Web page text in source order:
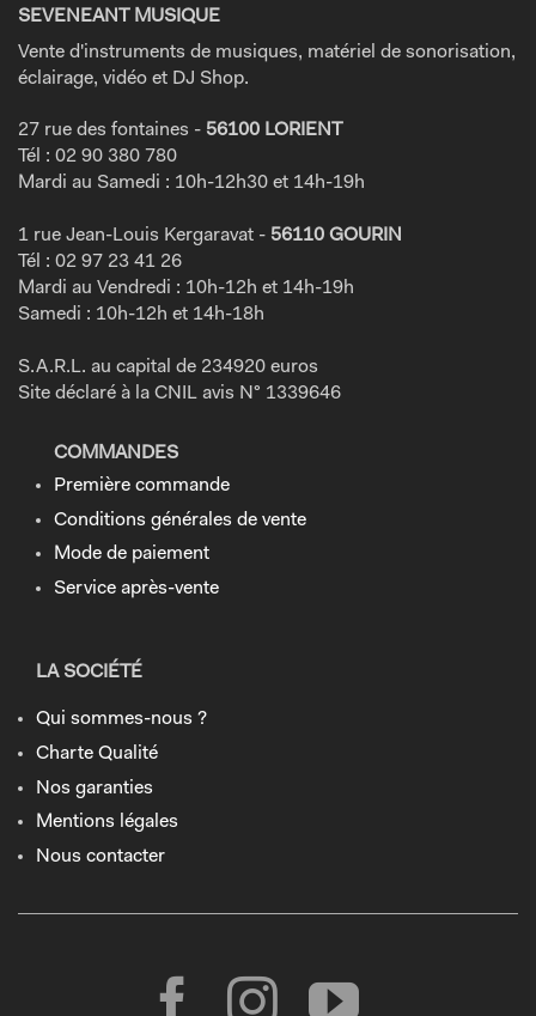
SEVENEANT MUSIQUE
Vente d'instruments de musiques, matériel de sonorisation,
éclairage, vidéo et DJ Shop.
27 rue des fontaines - 56100 LORIENT
Tél : 02 90 380 780
Mardi au Samedi : 10h-12h30 et 14h-19h
1 rue Jean-Louis Kergaravat - 56110 GOURIN
Tél : 02 97 23 41 26
Mardi au Vendredi : 10h-12h et 14h-19h
Samedi : 10h-12h et 14h-18h
S.A.R.L. au capital de 234920 euros
Site déclaré à la CNIL avis N° 1339646
COMMANDES
Première commande
Conditions générales de vente
Mode de paiement
Service après-vente
LA SOCIÉTÉ
Qui sommes-nous ?
Charte Qualité
Nos garanties
Mentions légales
Nous contacter